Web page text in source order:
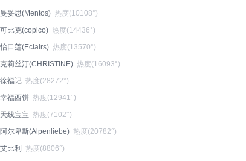
曼妥思(Mentos) 热度(10108°)
可比克(copico) 热度(14436°)
怡口莲(Eclairs) 热度(13570°)
克莉丝汀(CHRISTINE) 热度(16093°)
徐福记 热度(28272°)
幸福西饼 热度(12941°)
天线宝宝 热度(7102°)
阿尔卑斯(Alpenliebe) 热度(20782°)
艾比利 热度(8806°)